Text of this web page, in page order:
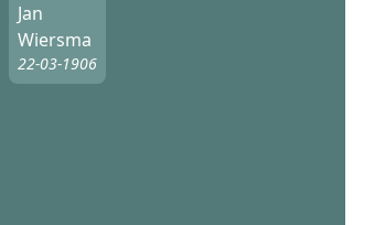
Jan
Wiersma
22-03-1906